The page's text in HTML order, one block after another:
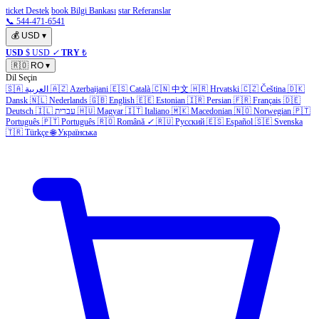
ticket Destek book Bilgi Bankası star Referanslar
📞 544-471-6541
💰 USD ▾
USD $ USD ✓ TRY ₺
🇷🇴 RO ▾
Dil Seçin
🇸🇦 العربية 🇦🇿 Azerbaijani 🇪🇸 Català 🇨🇳 中文 🇭🇷 Hrvatski 🇨🇿 Čeština 🇩🇰
Dansk 🇳🇱 Nederlands 🇬🇧 English 🇪🇪 Estonian 🇮🇷 Persian 🇫🇷 Français 🇩🇪
Deutsch 🇮🇱 עברית 🇭🇺 Magyar 🇮🇹 Italiano 🇲🇰 Macedonian 🇳🇴 Norwegian 🇵🇹
Português 🇵🇹 Português 🇷🇴 Română ✓ 🇷🇺 Русский 🇪🇸 Español 🇸🇪 Svenska
🇹🇷 Türkçe 🌐 Українська